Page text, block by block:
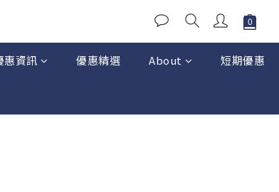
惠資訊 優惠精選 About 短期優惠